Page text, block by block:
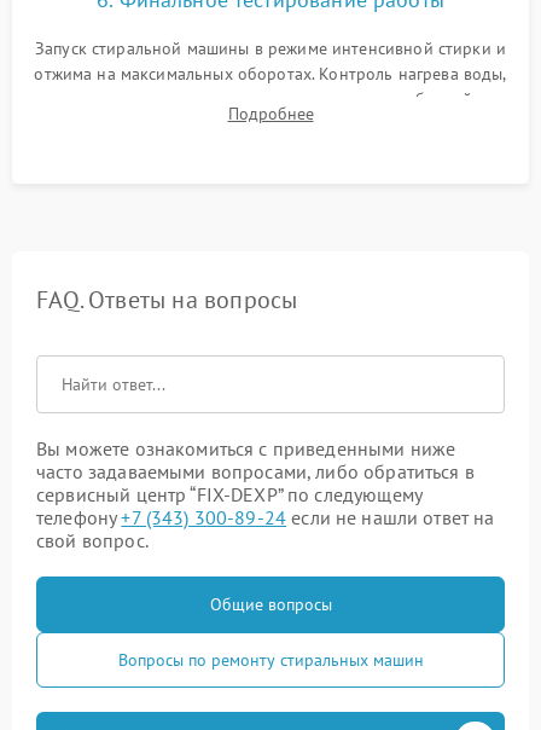
Запуск стиральной машины в режиме интенсивной стирки и
отжима на максимальных оборотах. Контроль нагрева воды,
корректности слива, отсутствия излишних вибраций,
посторонних стуков и протечек под корпусом.
Подробнее
FAQ. Ответы на вопросы
Вы можете ознакомиться с приведенными ниже
часто задаваемыми вопросами, либо обратиться в
сервисный центр “FIX-DEXP” по следующему
телефону+7 (343) 300-89-24 если не нашли ответ на
свой вопрос.
Общие вопросы
Вопросы по ремонту стиральных машин